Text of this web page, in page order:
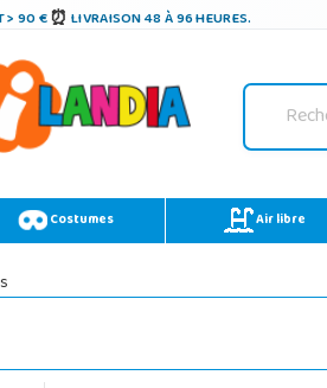
> 90 € LIVRAISON 48 À 96 HEURES.
Costumes Air libre